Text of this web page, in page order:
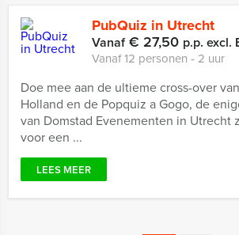
PubQuiz in Utrecht
Vanaf€ 27,50 p.p. excl.
Vanaf 12 personen ‐ 2 uur
Doe mee aan de ultieme cross-over
Holland en de Popquiz a Gogo, de
van Domstad Evenementen in Utrecht
voor een ...
LEES MEER